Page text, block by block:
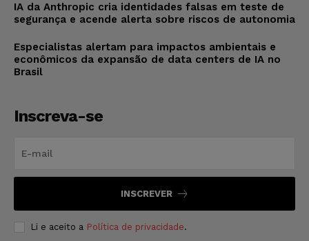
IA da Anthropic cria identidades falsas em teste de
segurança e acende alerta sobre riscos de autonomia
Especialistas alertam para impactos ambientais e
econômicos da expansão de data centers de IA no
Brasil
Inscreva-se
INSCREVER
Li e aceito a Política de privacidade.